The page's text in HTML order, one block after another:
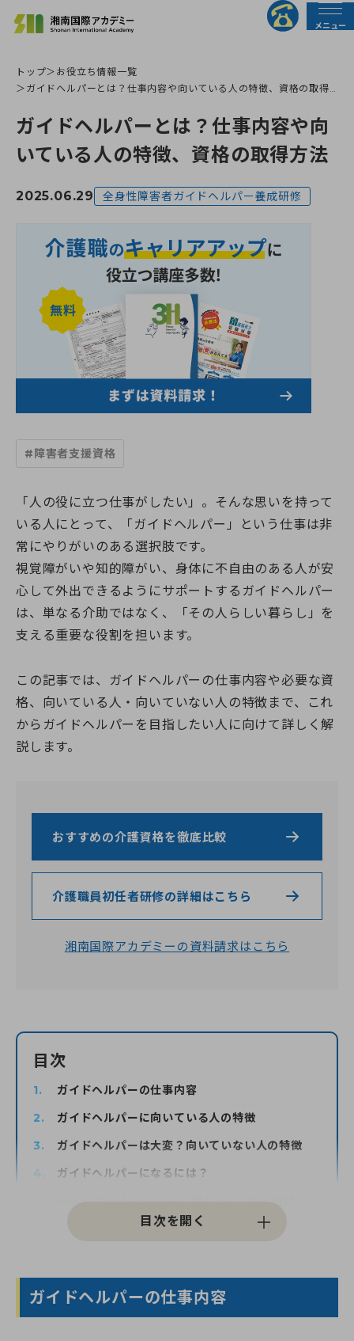
メニュー
法人の皆様へ 行政の皆様へ
介護職員初任者研修
介護福祉士実務者研修
介護福祉士受験対策講座
すべての講座
すべての講座
介護職員初任者研修
神奈川県委託「障害福祉分野マッチング支援事業」
綾瀬市委託事業「受講料0円」介護職員初任者研修
伊勢原市社会福祉協議会委託事業「通学コース」介護職員初
任者研修
介護に関する入門的研修 -通学講座-
介護に関する入門的研修 -オンライン講座-
認知症介護基礎研修(神奈川県指定)
認知症介護基礎研修 (藤沢市)
認知症介護基礎研修 (相模原市)
認知症介護基礎研修 (横浜市)
レクリエーション介護士2級講座
同行援護従業者養成研修(一般課程)
全身性障害者ガイドヘルパー養成研修
実務者研修教員講習会
医療的ケア教員講習会
ワンコインイングリッシュ
介護職のねんりんセミナー
ケアマネジャー（介護支援専門員）
職業訓練・行政委託事業
教室一覧
藤沢校
相模大野校
横浜戸塚校
横浜馬車道関内校
小田原校
大和校
横浜二俣川校
横浜みなとみらいサテライト校
伊勢原会場（伊勢原市社会福祉協議会主催 当校講師派遣受
東京校【開校準備中】
埼玉県
埼玉校【開校準備中】
千葉県
千葉校【開校準備中】
キャンペーン一覧
お知らせ
お知らせ一覧
お知らせ
初めての方へ
湘南国際アカデミーとは?
スタッフ紹介
介護職を目指すあなたへ
選ばれる理由
受講生・修了生サポート
よくある質問（受講生向け）
医療的ケア予約システム
介護福祉士向け総合サポート
ふくしごと
就職・転職サポート
ふくしごと
LINE登録
資料請求
0120-961-190
9:00〜18:00（年末年始を除く）
トップ
お役立ち情報一覧
ガイドヘルパーとは？仕事内容や向いている人の特徴、資格の取得
ガイドヘルパーとは？仕事内容や向
いている人の特徴、資格の取得方法
2025.06.29 全身性障害者ガイドヘルパー養成研修
#障害者支援資格
「人の役に立つ仕事がしたい」。そんな思いを持って
いる人にとって、「ガイドヘルパー」という仕事は非
常にやりがいのある選択肢です。
視覚障がいや知的障がい、身体に不自由のある人が安
心して外出できるようにサポートするガイドヘルパー
は、単なる介助ではなく、「その人らしい暮らし」を
支える重要な役割を担います。
この記事では、ガイドヘルパーの仕事内容や必要な資
格、向いている人・向いていない人の特徴まで、これ
からガイドヘルパーを目指したい人に向けて詳しく解
説します。
おすすめの介護資格を徹底比較
介護職員初任者研修の詳細はこちら
湘南国際アカデミーの資料請求はこちら
目次
ガイドヘルパーの仕事内容
ガイドヘルパーに向いている人の特徴
ガイドヘルパーは大変？向いていない人の特徴
ガイドヘルパーになるには？
ガイドヘルパーの仕事内容